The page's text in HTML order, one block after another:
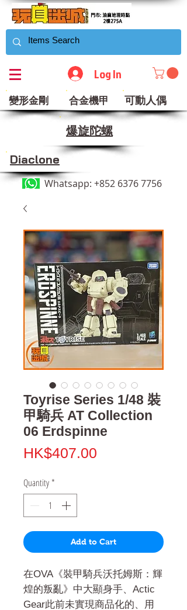
Log In
變形金剛 合金機甲 可動人偶
​爆旋陀螺
Diaclone
Whatsapp: +852 6376 7756
Toyrise Series 1/48 裝
甲騎兵 AT Collection
06 Erdspinne
HK$407.00
Quantity *
Add to Cart
在OVA《裝甲騎兵沃托姆斯：輝
煌的叛亂》中大顯身手、Actic
Gear此前未實現商品化的、用